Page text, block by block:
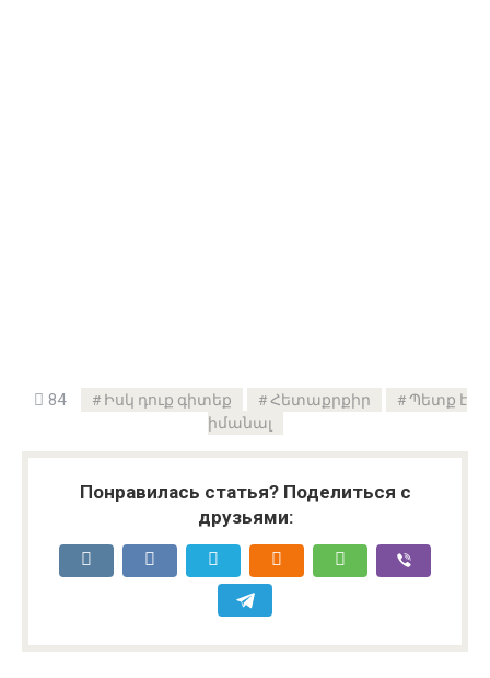
84 Իսկ դուք գիտեք Հետաքրքիր
Պետք է
իմանալ
Понравилась статья? Поделиться с
друзьями: